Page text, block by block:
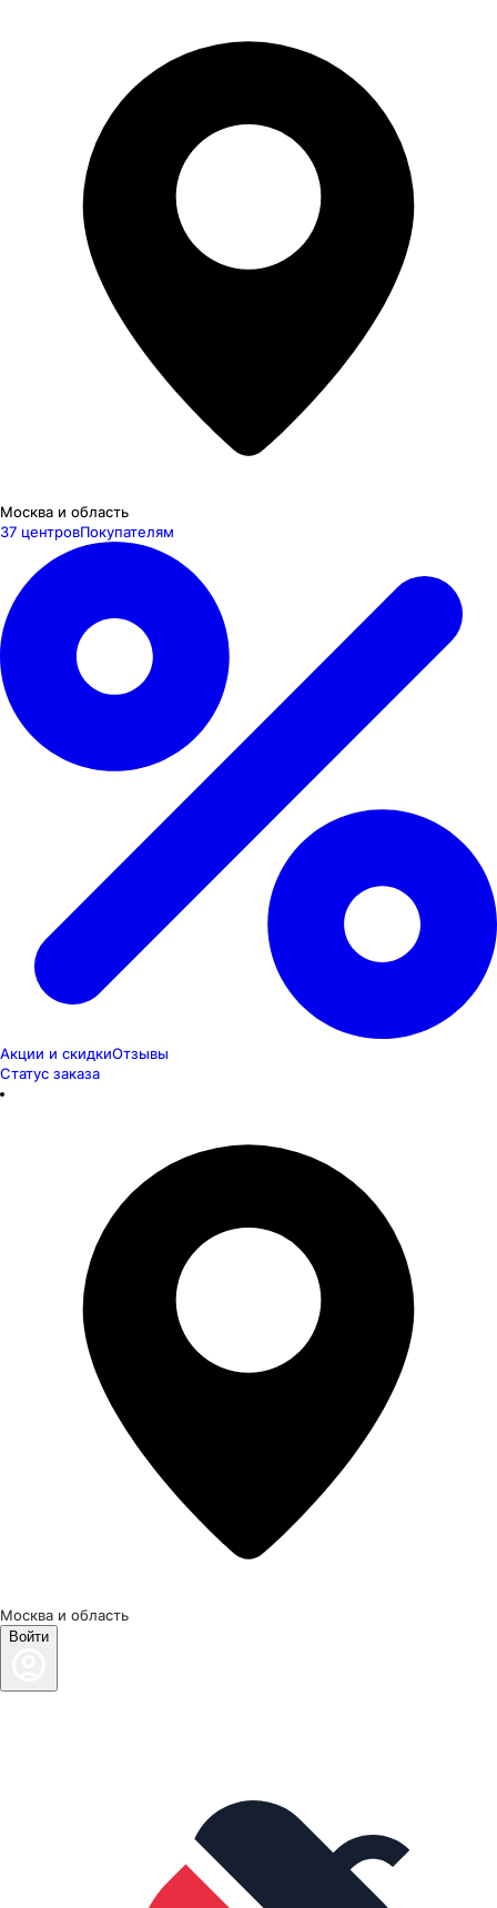
Москва и область
37 центровПокупателям
Акции и скидкиОтзывы
Статус заказа
Москва и область
Войти